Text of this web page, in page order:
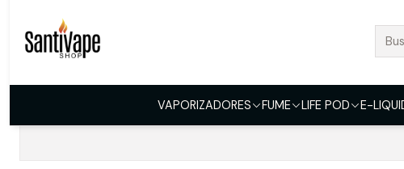
VAPORIZADORES FUME LIFE POD E-